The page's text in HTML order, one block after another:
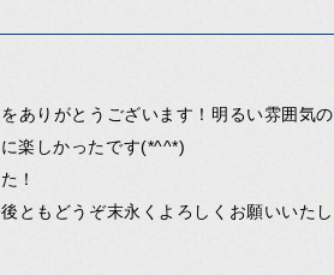
ありがとうございます！明るい雰囲気の
楽しかったです(*^^*)
！
ともどうぞ末永くよろしくお願いいたし